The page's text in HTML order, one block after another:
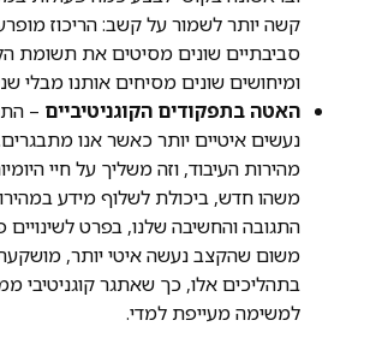
קשה יותר לשמור על קשב: הריכוז מופרע
סביבתיים שונים מסיטים את תשומת
ומיחושים שונים מסיחים אותנו מבלי
האטה בתפקודים הקוגניטיביים –
נעשים איטיים יותר כאשר אנו
מהירות העיבוד, וזה משליך על חיי
משהו חדש, ביכולת לשלוף מידע
התגובה והחשיבה שלנו, בפרט
משום שהקצב נעשה איטי יותר,
בתהליכים אלו, כך שאתגר קוגניטיבי
למשימה מעייפת למדי.